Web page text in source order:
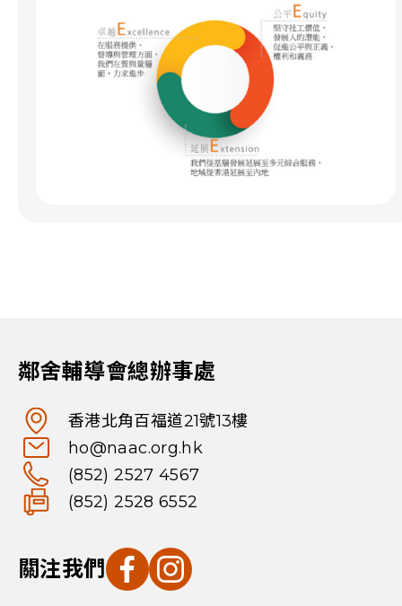
鄰舍輔導會總辦事處
香港北角百福道21號13樓
ho@naac.org.hk
(852) 2527 4567
(852) 2528 6552
關注我們